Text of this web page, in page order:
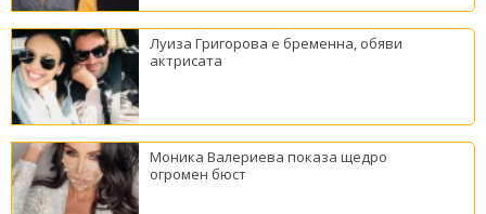
Луиза Григорова е бременна, обяви
актрисата
Моника Валериева показа щедро
огромен бюст